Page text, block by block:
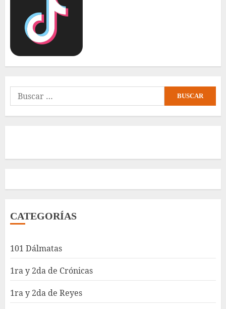
Buscar:
CATEGORÍAS
101 Dálmatas
1ra y 2da de Crónicas
1ra y 2da de Reyes